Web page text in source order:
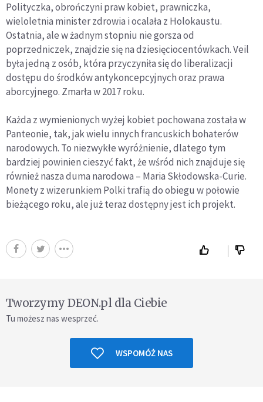
Polityczka, obrończyni praw kobiet, prawniczka,
wieloletnia minister zdrowia i ocalała z Holokaustu.
Ostatnia, ale w żadnym stopniu nie gorsza od
poprzedniczek, znajdzie się na dziesięciocentówkach. Veil
była jedną z osób, która przyczyniła się do liberalizacji
dostępu do środków antykoncepcyjnych oraz prawa
aborcyjnego. Zmarła w 2017 roku.
Każda z wymienionych wyżej kobiet pochowana została w
Panteonie, tak, jak wielu innych francuskich bohaterów
narodowych. To niezwykłe wyróżnienie, dlatego tym
bardziej powinien cieszyć fakt, że wśród nich znajduje się
również nasza duma narodowa – Maria Skłodowska-Curie.
Monety z wizerunkiem Polki trafią do obiegu w połowie
bieżącego roku, ale już teraz dostępny jest ich projekt.
Tworzymy DEON.pl dla Ciebie
Tu możesz nas wesprzeć.
WSPOMÓŻ NAS